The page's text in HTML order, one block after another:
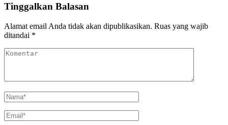
Tinggalkan Balasan
Alamat email Anda tidak akan dipublikasikan. Ruas yang wajib
ditandai *